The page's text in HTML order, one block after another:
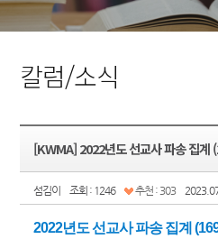
칼럼/소식
[KWMA] 2022년도 선교사 파송 집계
섬김이 조회 : 1246 추천 : 303
2022년도 선교사 파송 집계